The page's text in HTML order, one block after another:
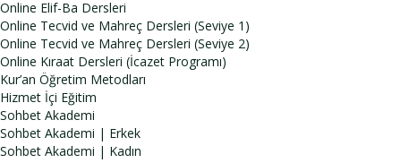
Online Elif-Ba Dersleri
Online Tecvid ve Mahreç Dersleri (Seviye 1)
Online Tecvid ve Mahreç Dersleri (Seviye 2)
Online Kıraat Dersleri (İcazet Programı)
Kur’an Öğretim Metodları
Hizmet İçi Eğitim
Sohbet Akademi
Sohbet Akademi | Erkek
Sohbet Akademi | Kadın